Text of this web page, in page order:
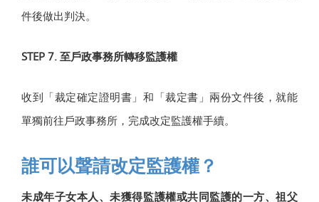
件後做出判決。
STEP 7. 至戶政事務所轉移監護權
收到「裁定確定證明書」和「裁定書」兩份文件後，就能
單獨前往戶政事務所，完成改定監護權手續。
誰可以聲請改定監護權？
未成年子女本人、未獲得監護權或共同監護的一方、祖父